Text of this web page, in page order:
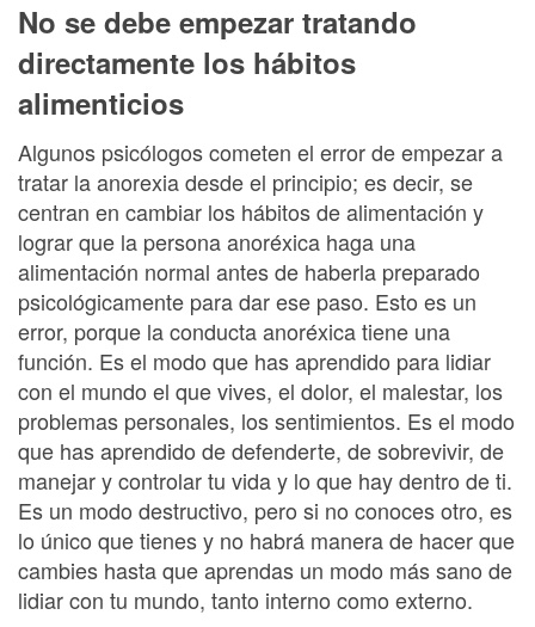
No se debe empezar tratando
directamente los hábitos
alimenticios
Algunos psicólogos cometen el error de empezar a
tratar la anorexia desde el principio; es decir, se
centran en cambiar los hábitos de alimentación y
lograr que la persona anoréxica haga una
alimentación normal antes de haberla preparado
psicológicamente para dar ese paso. Esto es un
error, porque la conducta anoréxica tiene una
función. Es el modo que has aprendido para lidiar
con el mundo el que vives, el dolor, el malestar, los
problemas personales, los sentimientos. Es el modo
que has aprendido de defenderte, de sobrevivir, de
manejar y controlar tu vida y lo que hay dentro de ti.
Es un modo destructivo, pero si no conoces otro, es
lo único que tienes y no habrá manera de hacer que
cambies hasta que aprendas un modo más sano de
lidiar con tu mundo, tanto interno como externo.